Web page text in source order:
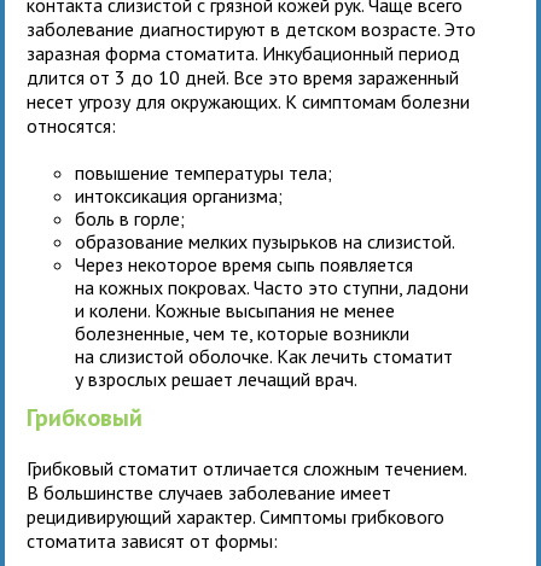
заболевание диагностируют в детском возрасте. Это
заразная форма стоматита. Инкубационный период
длится от 3 до 10 дней. Все это время зараженный
несет угрозу для окружающих. К симптомам болезни
относятся:
повышение температуры тела;
интоксикация организма;
боль в горле;
образование мелких пузырьков на слизистой.
Через некоторое время сыпь появляется
на кожных покровах. Часто это ступни, ладони
и колени. Кожные высыпания не менее
болезненные, чем те, которые возникли
на слизистой оболочке. Как лечить стоматит
у взрослых решает лечащий врач.
Грибковый
Грибковый стоматит отличается сложным течением.
В большинстве случаев заболевание имеет
рецидивирующий характер. Симптомы грибкового
стоматита зависят от формы: